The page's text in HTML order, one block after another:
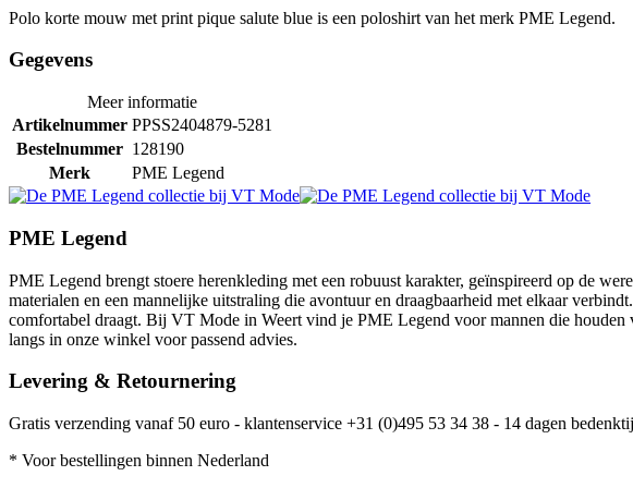
Polo korte mouw met print pique salute blue is een poloshirt van het merk PME Legend.
Gegevens
Meer informatie
Artikelnummer PPSS2404879-5281
Bestelnummer 128190
Merk
PME Legend
PME Legend
PME Legend brengt stoere herenkleding met een robuust karakter, geïnspireerd op de
materialen en een mannelijke uitstraling die avontuur en draagbaarheid met elkaar
comfortabel draagt. Bij VT Mode in Weert vind je PME Legend voor mannen die
langs in onze winkel voor passend advies.
Levering & Retournering
Gratis verzending vanaf 50 euro - klantenservice +31 (0)495 53 34 38 - 14 dagen
* Voor bestellingen binnen Nederland